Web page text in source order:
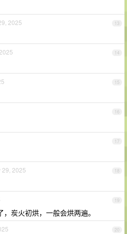
13
2025
14
15
16
17
18
29, 2025
19
，炭火初烘，一般会烘两遍。
20